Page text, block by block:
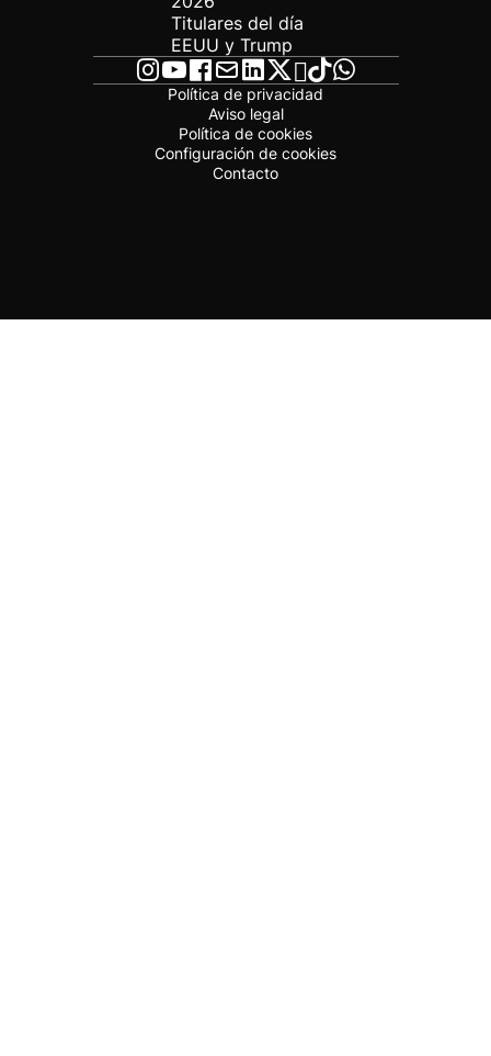
Titulares del día
EEUU y Trump
Política de privacidad
Aviso legal
Política de cookies
Configuración de cookies
Contacto